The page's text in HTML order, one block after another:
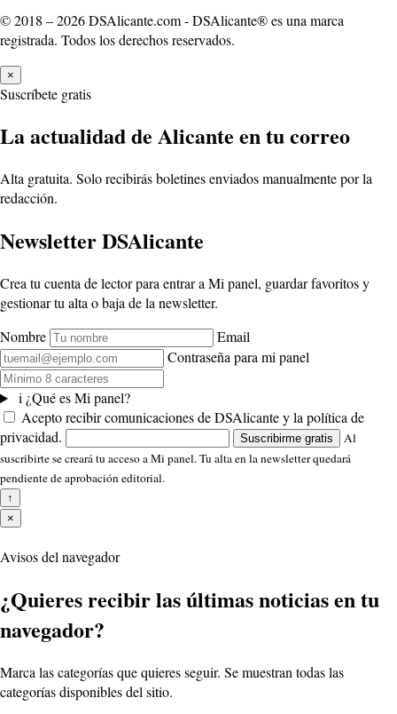
© 2018 – 2026 DSAlicante.com - DSAlicante® es una marca
registrada. Todos los derechos reservados.
×
Suscríbete gratis
La actualidad de Alicante en tu correo
Alta gratuita. Solo recibirás boletines enviados manualmente por la
redacción.
Newsletter DSAlicante
Crea tu cuenta de lector para entrar a Mi panel, guardar favoritos y
gestionar tu alta o baja de la newsletter.
Nombre
Email
Contraseña para mi panel
i ¿Qué es Mi panel?
Acepto recibir comunicaciones de DSAlicante y la política de
privacidad.
Suscribirme gratis
Al
suscribirte se creará tu acceso a Mi panel. Tu alta en la newsletter quedará
pendiente de aprobación editorial.
↑
×
Avisos del navegador
¿Quieres recibir las últimas noticias en tu
navegador?
Marca las categorías que quieres seguir. Se muestran todas las
categorías disponibles del sitio.